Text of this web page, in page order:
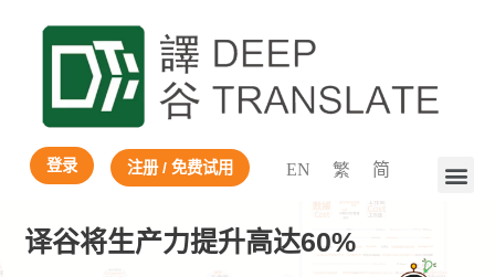
登录 注册 / 免费试用 EN 繁 简
译谷将生产力提升高达60%